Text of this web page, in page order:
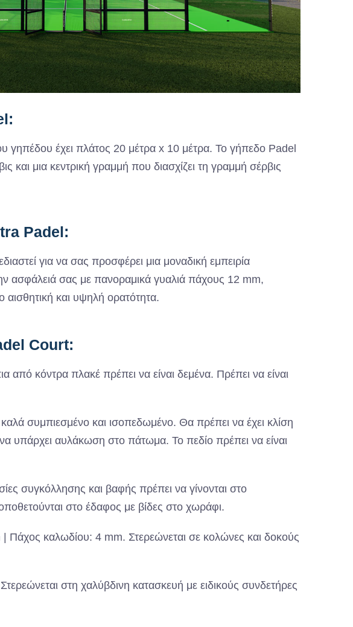
γηπέδου έχει πλάτος 20 μέτρα x 10 μέτρα. Το γήπεδο Padel
και μια κεντρική γραμμή που διασχίζει τη γραμμή σέρβις
Padel:
για να σας προσφέρει μια μοναδική εμπειρία
ασφάλειά σας με πανοραμικά γυαλιά πάχους 12 mm,
και υψηλή ορατότητα.
Court:
από κόντρα πλακέ πρέπει να είναι δεμένα. Πρέπει να είναι
συμπιεσμένο και ισοπεδωμένο. Θα πρέπει να έχει κλίση
υπάρχει αυλάκωση στο πάτωμα. Το πεδίο πρέπει να είναι
συγκόλλησης και βαφής πρέπει να γίνονται στο
στο έδαφος με βίδες στο χωράφι.
Πάχος καλωδίου: 4 mm. Στερεώνεται σε κολώνες και δοκούς
στη χαλύβδινη κατασκευή με ειδικούς συνδετήρες